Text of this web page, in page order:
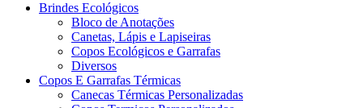
Brindes Ecológicos
Bloco de Anotações
Canetas, Lápis e Lapiseiras
Copos Ecológicos e Garrafas
Diversos
Copos E Garrafas Térmicas
Canecas Térmicas Personalizadas